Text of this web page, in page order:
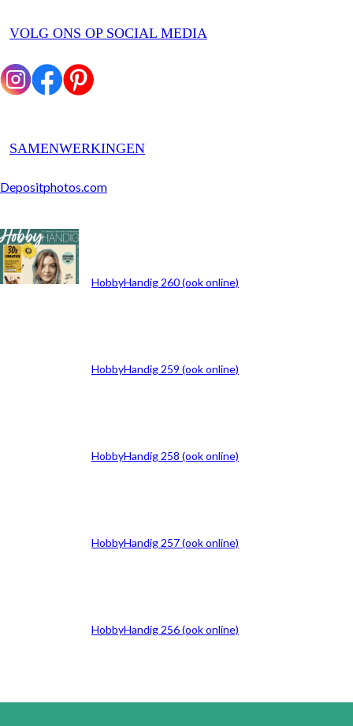
VOLG ONS OP SOCIAL MEDIA
SAMENWERKINGEN
Depositphotos.com
ARCHIEF
HobbyHandig 260 (ook online)
HobbyHandig 259 (ook online)
HobbyHandig 258 (ook online)
HobbyHandig 257 (ook online)
HobbyHandig 256 (ook online)